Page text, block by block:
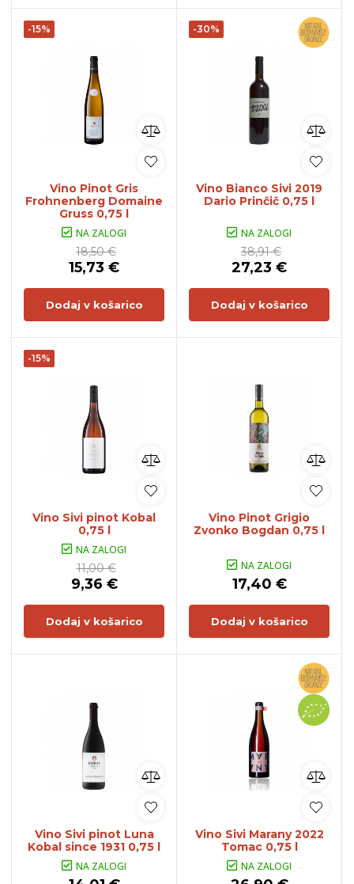
-15%
Vino Pinot Gris
Frohnenberg Domaine
Gruss 0,75 l
NA ZALOGI
18,50 €
15,73 €
Dodaj v košarico
-30%
Vino Bianco Sivi 2019
Dario Prinčič 0,75 l
NA ZALOGI
38,91 €
27,23 €
Dodaj v košarico
-15%
Vino Sivi pinot Kobal
0,75 l
NA ZALOGI
11,00 €
9,36 €
Dodaj v košarico
Vino Pinot Grigio
Zvonko Bogdan 0,75 l
NA ZALOGI
17,40 €
Dodaj v košarico
Vino Sivi pinot Luna
Kobal since 1931 0,75 l
NA ZALOGI
Vino Sivi Marany 2022
Tomac 0,75 l
NA ZALOGI